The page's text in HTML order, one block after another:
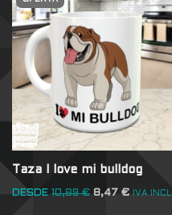
Taza I love mi bulldog
DESDE 10,89€ 8,47 € IVA INCL